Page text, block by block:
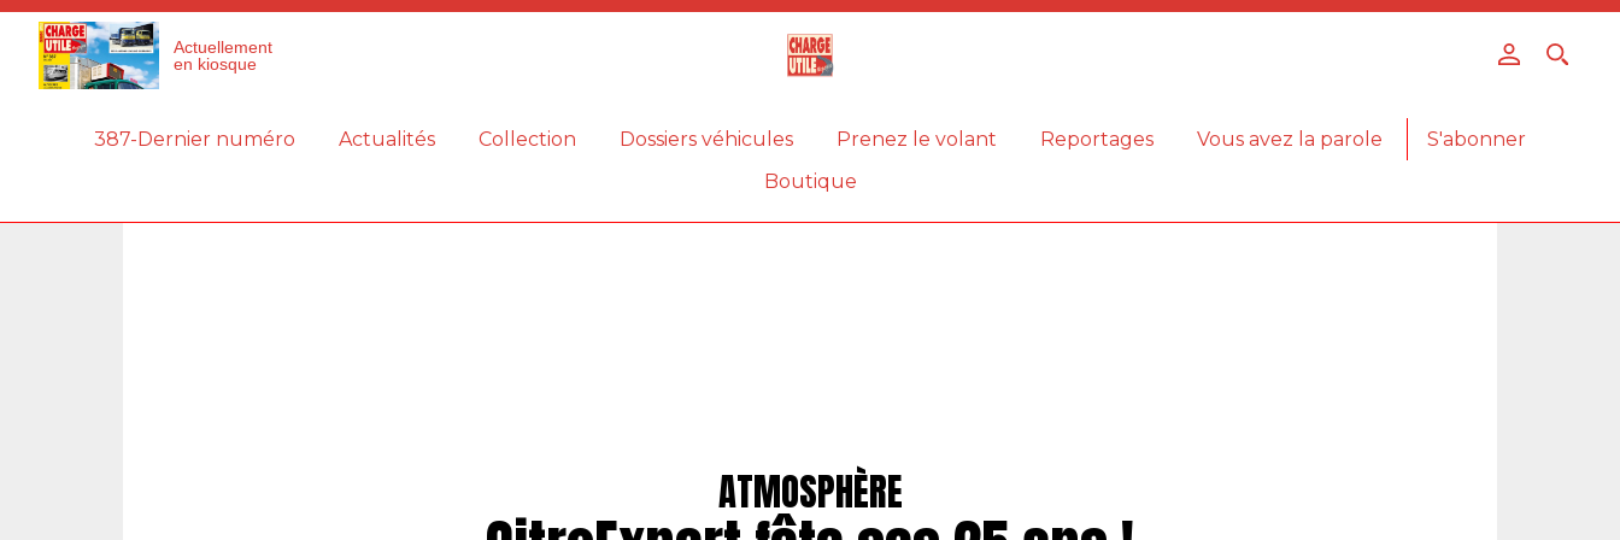
Actuellement
en kiosque
387-Dernier numéro Actualités Collection Dossiers véhicules Prenez le volant Reportages Vous avez la parole
S'abonner
Boutique
ATMOSPHÈRE
Panneau de gestion des cookies